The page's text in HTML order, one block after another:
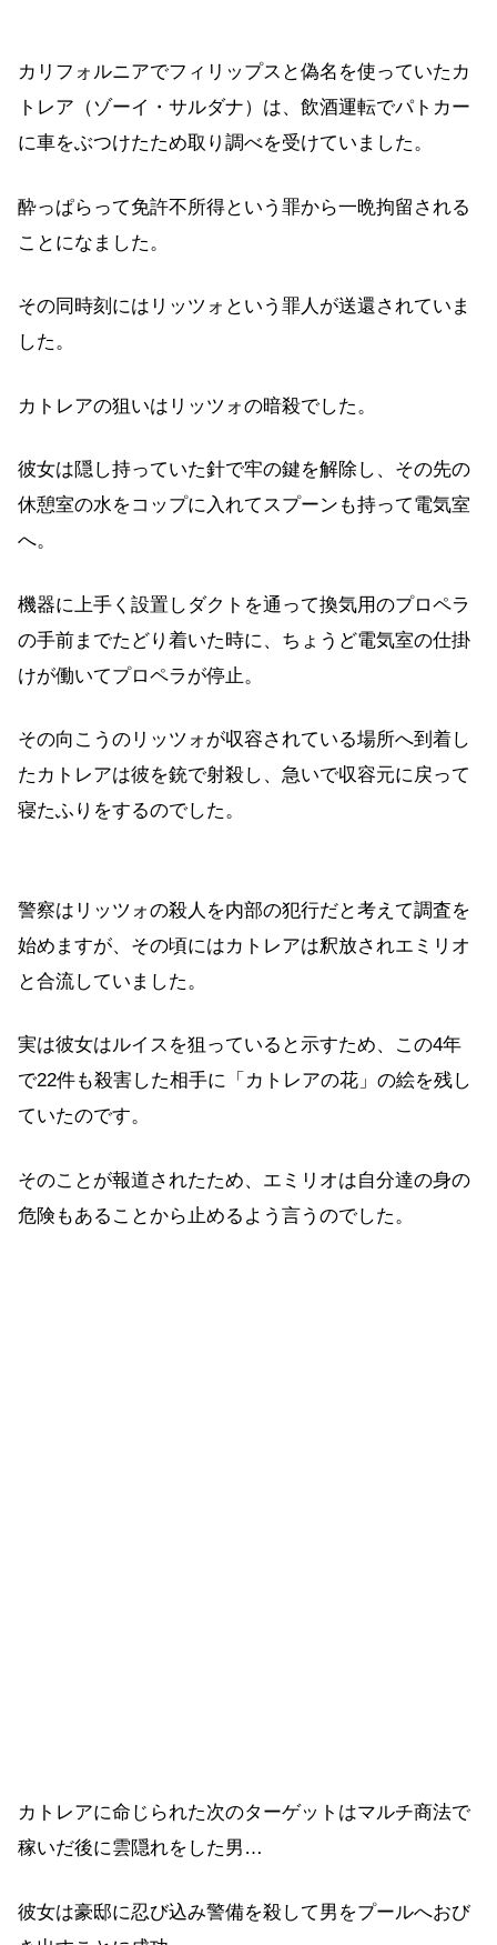
カリフォルニアでフィリップスと偽名を使っていたカ
トレア（ゾーイ・サルダナ）は、飲酒運転でパトカー
に車をぶつけたため取り調べを受けていました。
酔っぱらって免許不所得という罪から一晩拘留される
ことになました。
その同時刻にはリッツォという罪人が送還されていま
した。
カトレアの狙いはリッツォの暗殺でした。
彼女は隠し持っていた針で牢の鍵を解除し、その先の
休憩室の水をコップに入れてスプーンも持って電気室
へ。
機器に上手く設置しダクトを通って換気用のプロペラ
の手前までたどり着いた時に、ちょうど電気室の仕掛
けが働いてプロペラが停止。
その向こうのリッツォが収容されている場所へ到着し
たカトレアは彼を銃で射殺し、急いで収容元に戻って
寝たふりをするのでした。
警察はリッツォの殺人を内部の犯行だと考えて調査を
始めますが、その頃にはカトレアは釈放されエミリオ
と合流していました。
実は彼女はルイスを狙っていると示すため、この4年
で22件も殺害した相手に「カトレアの花」の絵を残し
ていたのです。
そのことが報道されたため、エミリオは自分達の身の
危険もあることから止めるよう言うのでした。
カトレアに命じられた次のターゲットはマルチ商法で
稼いだ後に雲隠れをした男…
彼女は豪邸に忍び込み警備を殺して男をプールへおび